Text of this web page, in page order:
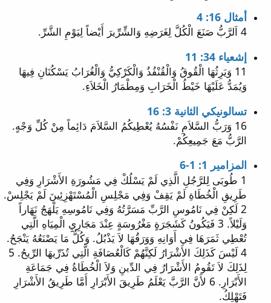
أمثال 16: 4
4 اَلرَّبُّ صَنَعَ الْكُلَّ لِغَرَضِهِ وَالشِّرِّيرَ أَيْضاً لِيَوْمِ الشَّرِّ.
إشعياء 34: 11
11 وَيَرِثُهَا الْقُوقُ وَالْقُنْفُذُ وَالْكَرْكِيُّ وَالْغُرَابُ يَسْكُنَانِ فِيهَا
وَيُمَدُّ عَلَيْهَا خَيْطُ الْخَرَابِ وَمِطْمَارُ الْخَلاَءِ.
تسالونيكي الثانية 3: 16
16 وَرَبُّ السَّلاَمِ نَفْسُهُ يُعْطِيكُمُ السَّلاَمَ دَائِماً مِنْ كُلِّ وَجْهٍ.
الرَّبُّ مَعَ جَمِيعِكُمْ.
المزامير 1: 1-6
1 طُوبَى لِلرَّجُلِ الَّذِي لَمْ يَسْلُكْ فِي مَشُورَةِ الأَشْرَارِ وَفِي
طَرِيقِ الْخُطَاةِ لَمْ يَقِفْ وَفِي مَجْلِسِ الْمُسْتَهْزِئِينَ لَمْ يَجْلِسْ.
2 لَكِنْ فِي نَامُوسِ الرَّبِّ مَسَرَّتُهُ وَفِي نَامُوسِهِ يَلْهَجُ نَهَاراً
وَلَيْلاً. 3 فَيَكُونُ كَشَجَرَةٍ مَغْرُوسَةٍ عِنْدَ مَجَارِيِِ الْمِيَاهِ الَّتِي
تُعْطِي ثَمَرَهَا فِي أَوَانِهِ وَوَرَقُهَا لاَ يَذْبُلُ. وَكُلُّ مَا يَصْنَعُهُ يَنْجَحُ.
4 لَيْسَ كَذَلِكَ الأَشْرَارُ لَكِنَّهُمْ كَالْعُصَافَةِ الَّتِي تُذَرِّيهَا الرِّيحُ. 5
لِذَلِكَ لاَ تَقُومُ الأَشْرَارُ فِي الدِّينِ وَلاَ الْخُطَاةُ فِي جَمَاعَةِ
الأَبْرَارِ. 6 لأَنَّ الرَّبَّ يَعْلَمُ طَرِيقَ الأَبْرَارِ أَمَّا طَرِيقُ الأَشْرَارِ
فَتَهْلِكُ.